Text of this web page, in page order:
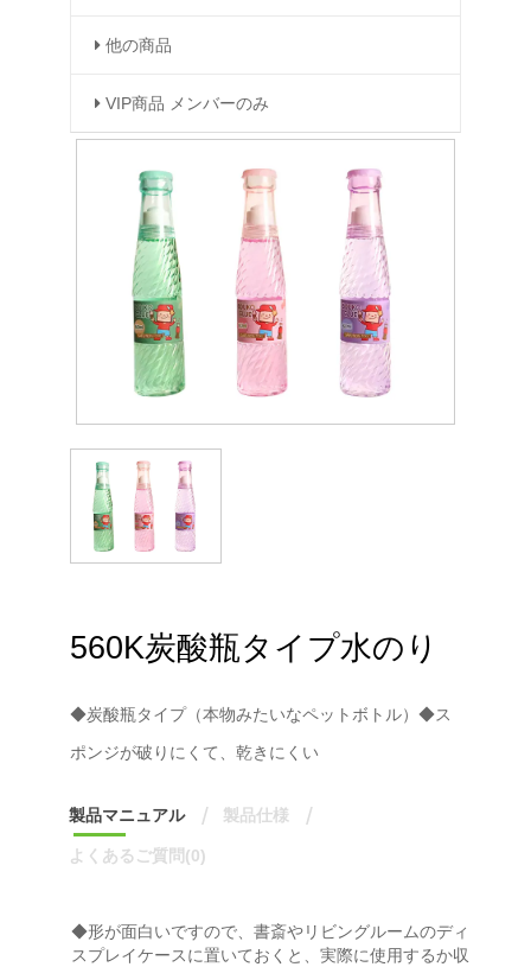
他の商品
VIP商品 メンバーのみ
560K炭酸瓶タイプ水のり
◆炭酸瓶タイプ（本物みたいなペットボトル）◆ス
ポンジが破りにくて、乾きにくい
製品マニュアル 製品仕様
よくあるご質問(0)
◆形が面白いですので、書斎やリビングルームのディ
スプレイケースに置いておくと、実際に使用するか収